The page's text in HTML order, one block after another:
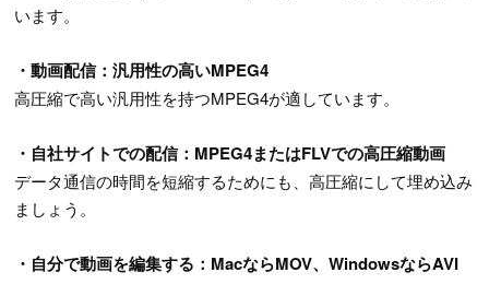
います。
・動画配信：汎用性の高いMPEG4
高圧縮で高い汎用性を持つMPEG4が適しています。
・自社サイトでの配信：MPEG4またはFLVでの高圧縮動画
データ通信の時間を短縮するためにも、高圧縮にして埋め込み
ましょう。
・自分で動画を編集する：MacならMOV、WindowsならAVI